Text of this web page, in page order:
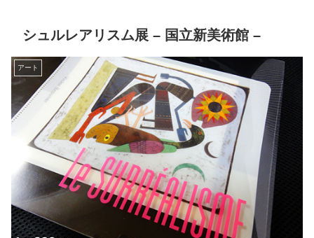
シュルレアリスム展 – 国立新美術館 –
アート